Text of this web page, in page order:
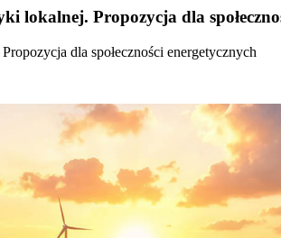
lokalnej. Propozycja dla
dla społeczności energetycznych